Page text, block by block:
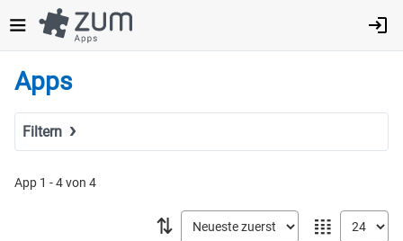
zum
Inhalt
Apps
Filtern
App 1 - 4 von 4
𝍖
⇅